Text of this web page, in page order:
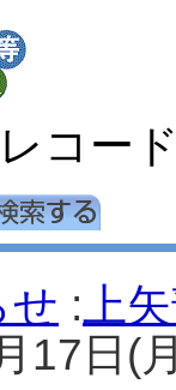
コー
せ : 上
17日(